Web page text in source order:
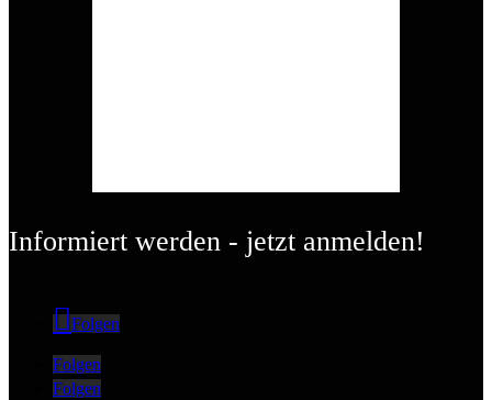
Informiert werden - jetzt anmelden!
Folgen
Folgen
Folgen